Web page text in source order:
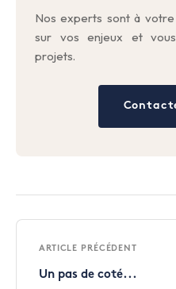
Nos experts sont à
sur vos enjeux et
projets.
ARTICLE PRÉCÉDENT
Un pas de coté...